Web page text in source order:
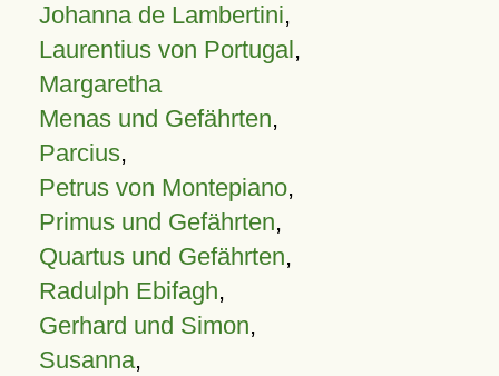
Johanna de Lambertini,
Laurentius von Portugal,
Margaretha
Menas und Gefährten,
Parcius,
Petrus von Montepiano,
Primus und Gefährten,
Quartus und Gefährten,
Radulph Ebifagh,
Gerhard und Simon,
Susanna,